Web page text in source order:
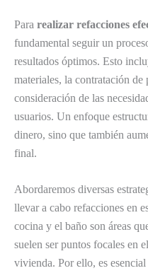
Para realizar refacciones
fundamental seguir un
resultados óptimos. Esto
materiales, la contratación de
consideración de las
usuarios. Un enfoque
dinero, sino que también
final.
Abordaremos diversas
llevar a cabo refacciones en
cocina y el baño son áreas
suelen ser puntos focales en
vivienda. Por ello, es